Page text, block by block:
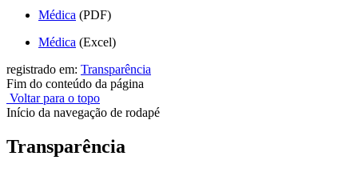
Médica (PDF)
Médica (Excel)
registrado em: Transparência
Fim do conteúdo da página
Voltar para o topo
Início da navegação de rodapé
Transparência